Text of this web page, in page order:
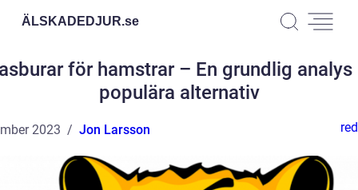
ÄLSKADEDJUR.se
för hamstrar – En grundlig analys
populära alternativ
2023 Jon Larsson